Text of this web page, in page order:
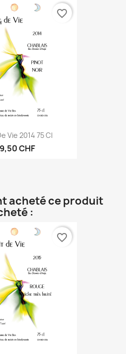
Vie 2014 75 Cl
CHF
favorite_border
acheté ce produit
:
favorite_border